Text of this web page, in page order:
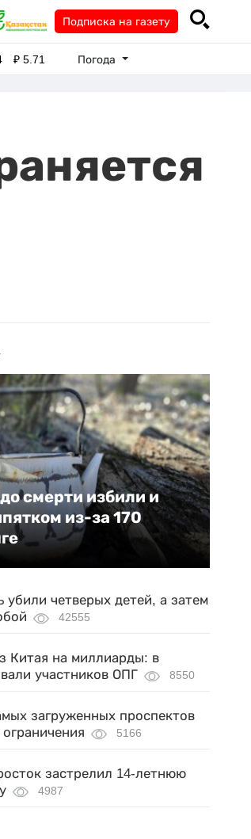
Подписка на газету
₽5.71 Погода
смерти избили и
из-за 170
убили четверых детей, а затем
42555
Китая на миллиарды: в
участников ОПГ
8550
загруженных проспектов
5166
застрелил 14-летнюю
4987